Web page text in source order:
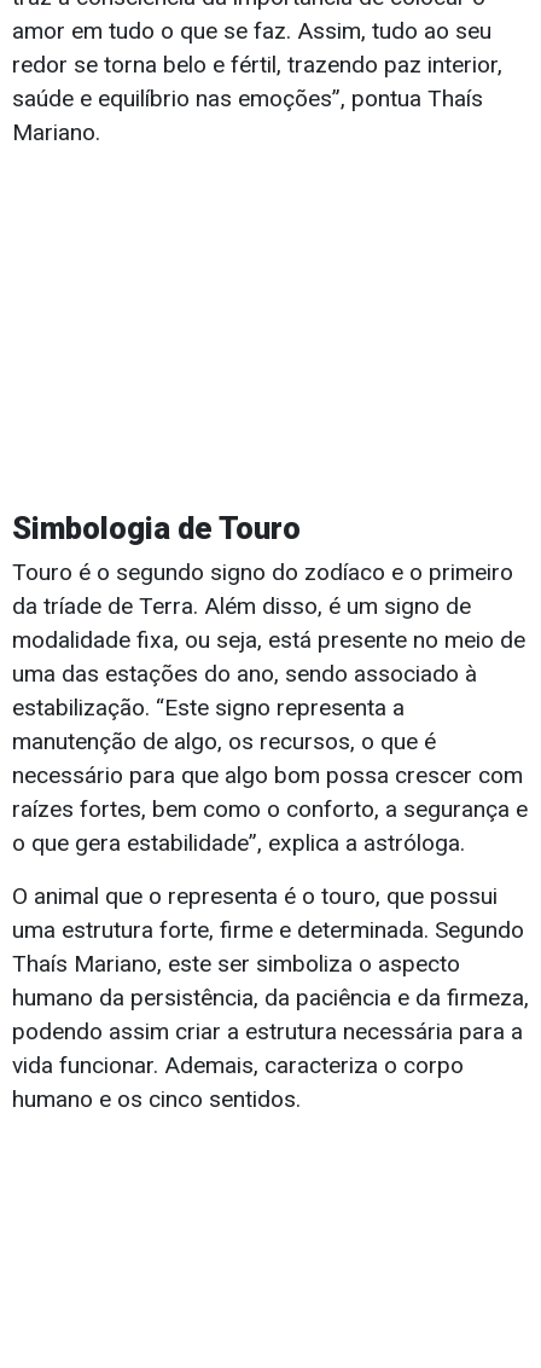
amor em tudo o que se faz. Assim, tudo ao seu
redor se torna belo e fértil, trazendo paz interior,
saúde e equilíbrio nas emoções”, pontua Thaís
Mariano.
Simbologia de Touro
Touro é o segundo signo do zodíaco e o primeiro
da tríade de Terra. Além disso, é um signo de
modalidade fixa, ou seja, está presente no meio de
uma das estações do ano, sendo associado à
estabilização. “Este signo representa a
manutenção de algo, os recursos, o que é
necessário para que algo bom possa crescer com
raízes fortes, bem como o conforto, a segurança e
o que gera estabilidade”, explica a astróloga.
O animal que o representa é o touro, que possui
uma estrutura forte, firme e determinada. Segundo
Thaís Mariano, este ser simboliza o aspecto
humano da persistência, da paciência e da firmeza,
podendo assim criar a estrutura necessária para a
vida funcionar. Ademais, caracteriza o corpo
humano e os cinco sentidos.